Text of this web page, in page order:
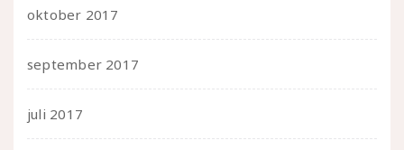
oktober 2017
september 2017
juli 2017